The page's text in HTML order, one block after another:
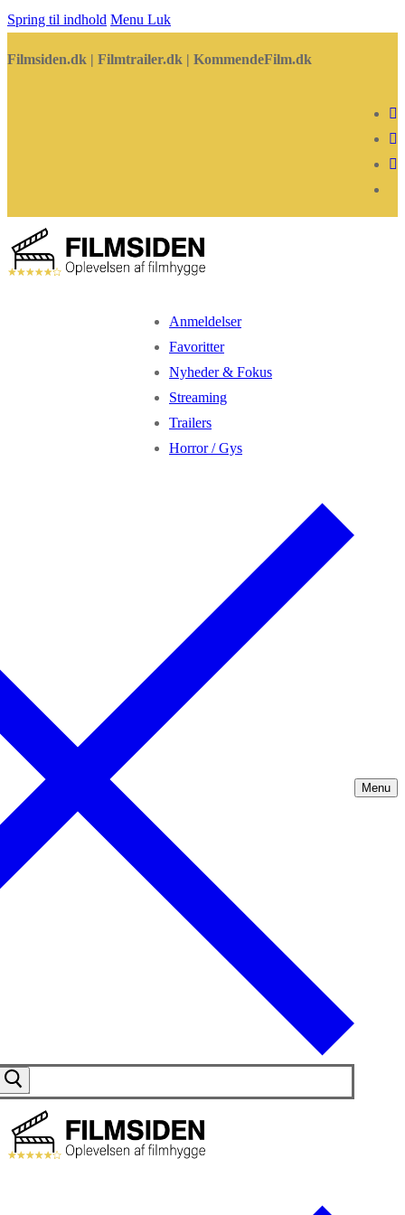
Spring til indhold Menu Luk
Filmsiden.dk | Filmtrailer.dk | KommendeFilm.dk
Anmeldelser
Favoritter
Nyheder & Fokus
Streaming
Trailers
Horror / Gys
Menu